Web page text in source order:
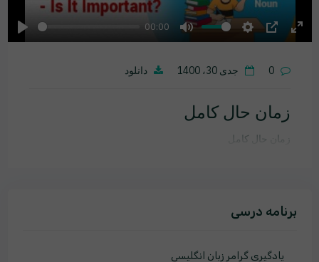
Play
00:00
Mute Settings
PIP
0 جدی 30، 1400 دانلود
زمان حال کامل
زمان حال کامل
برنامه درسی
یادگیری گرامر زبان انگلیسی